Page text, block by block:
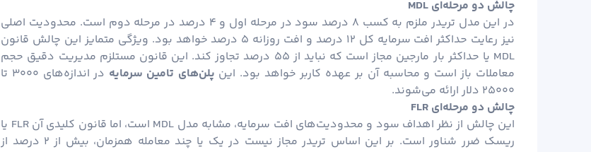
چالش دو مرحله‌ای MDL
در این مدل تریدر ملزم به کسب ۸ درصد سود در مرحله اول و ۴ درصد در مرحله دوم است. محدودیت اصلی
نیز رعایت حداکثر افت سرمایه کل ۱۲ درصد و افت روزانه ۵ درصد خواهد بود. ویژگی متمایز این چالش قانون
MDL یا حداکثر بار مارجین مجاز است که نباید از ۵۵ درصد تجاوز کند. این قانون مستلزم مدیریت دقیق حجم
معاملات باز است و محاسبه آن بر عهده کاربر خواهد بود. این پلن‌های تامین سرمایه
در اندازه‌های ۳۰۰۰ تا
۲۵۰۰۰ دلار ارائه می‌شوند.
چالش دو مرحله‌ای FLR
این چالش از نظر اهداف سود و محدودیت‌های افت سرمایه، مشابه مدل MDL است، اما قانون کلیدی آن FLR یا
ریسک ضرر شناور است. بر این اساس تریدر مجاز نیست در یک یا چند معامله همزمان، بیش از ۲ درصد از